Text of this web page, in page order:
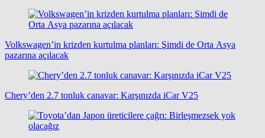
Volkswagen’in krizden kurtulma planları: Şimdi de Orta Asya
pazarına açılacak
Chery’den 2.7 tonluk canavar: Karşınızda iCar V25